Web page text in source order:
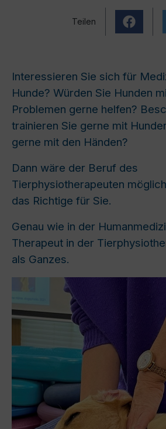
Teilen
Interessieren Sie sich für
Hunde? Würden Sie Hunden
Problemen gerne helfen?
trainieren Sie gerne mit
gerne mit den Händen?
Dann wäre der Beruf des
Tierphysiotherapeuten
das Richtige für Sie.
Genau wie in der
Therapeut in der
als Ganzes.